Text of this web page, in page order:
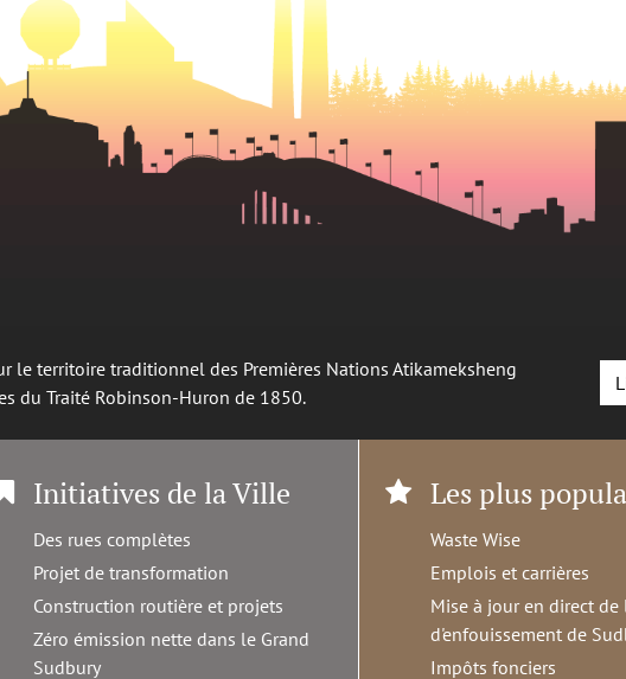
le territoire traditionnel des Premières Nations Atikameksheng
du Traité Robinson-Huron de 1850.
Initiatives de la Ville
Des rues complètes
Projet de transformation
Construction routière et projets
Zéro émission nette dans le Grand
Sudbury
Les plus
Waste Wise
Emplois et carrières
Mise à jour en direct de
d'enfouissement de
Impôts fonciers